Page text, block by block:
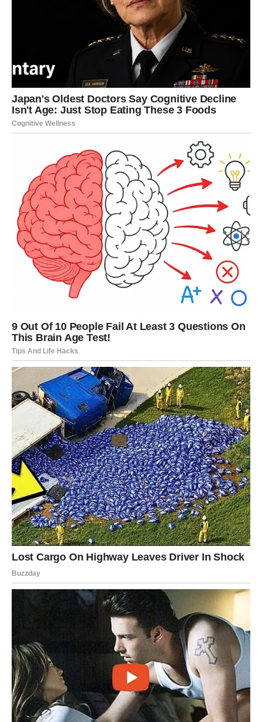
Nakon tretmana parom, preporučuje se korišćenjeprirodnih
repelenta, koji deluju odvraćajuće na stenice. Ovi sprejevi se
mogu jednostavno pripremiti kombinovanjem
ulja. Najefikasnija ulja u ovom kontekstu su ulje čajevca,
lavandaieukaliptus. Ova ulja imaju insekticidna i
antiseptička svojstva, a njihov miris stvara neprijateljsko
okruženje za stenice. Redovno raspršivanje ove mešavine po
madracima, uzglavlju i nameštaju može sprečiti njihovo
Još jedan nezaobilazan korak je
su bile u kontaktu sa potencijalno zaraženim mestima.
Posteljina, jastuci, prekrivači i odeća treba da se peru na
temperaturiiznad 60 stepeni Celzijusa, jer upravo ta
toplota uništava sve oblike stenica. Sušenje u mašini za
veš, na visokoj temperaturi, dodatno pojačava efekat
dezinfekcije i eliminacije.
Osim termičkog tretmana i prirodnih sredstava, ne treba
zaboraviti ni nausisavanje. Ovaj proces mora biti redovan i
detaljan – obuhvatiti ne samo podove, već ipukotine,ivice
madraca,zaveseitepihe. Važno je odmah nakon usisavanja
izbaciti sadržaj kesa ili posuda izvan kuće, kako bi se sprečilo
da stenice ponovo dospeju u prostor.
ima iprevencija. Redovnoprovetravanje prostorija,
suvog i svetlog okruženja
, kao i izlaganje
sunčevoj svetlosti
, može smanjiti rizik od
Sunčeva svetlost, pored toplote, deluje i
kao prirodni dezinficijens i odvraća stenice koje preferiraju
tamna i zagušljiva mesta.